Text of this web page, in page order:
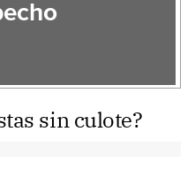
sin culote?